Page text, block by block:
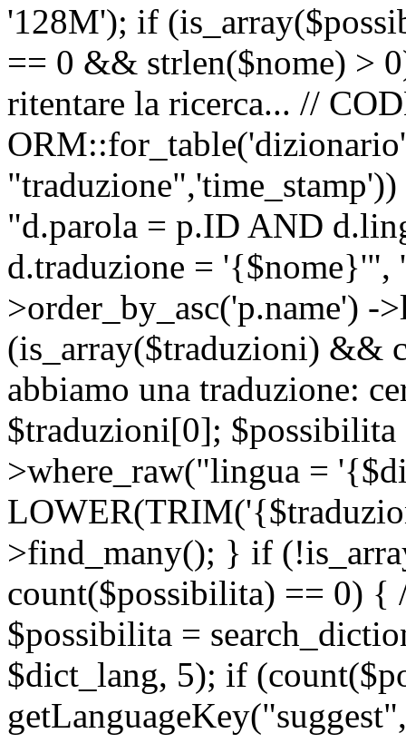
'128M'); if
== 0 && strlen($nome) >
ritentare la ricerca... //
"d.parola = p.ID AND
d.traduzione = '{$nome}'",
>order_by_asc('p.name')
(is_array($traduzioni) &&
abbiamo una traduzione:
$traduzioni[0];
>where_raw("lingua =
>find_many(); } if
count($possibilita) == 0) {
$possibilita =
$dict_lang, 5); if